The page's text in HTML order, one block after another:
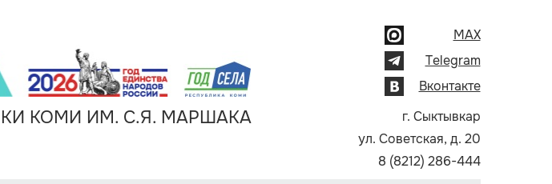
КОМИ ИМ. С.Я. МАРШАКА
MAX
Telegram
Вконтакте
г. Сыктывкар
ул. Советская, д. 20
8 (8212) 286-444